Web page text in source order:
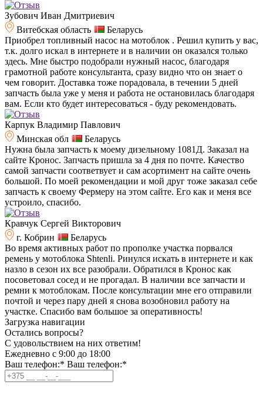
Зубович Иван Дмитриевич
Витебская область
Беларусь
Приобрел топливный насос на мотоблок . Решил купить у вас,
т.к. долго искал в интернете и в наличии он оказался только
здесь. Мне быстро подобрали нужный насос, благодаря
грамотной работе консультанта, сразу видно что он знает о
чем говорит. Доставка тоже порадовала, в течении 5 дней
запчасть была уже у меня и работа не остановилась благодаря
вам. Если кто будет интересоваться - буду рекомендовать.
Карпук Владимир Павлович
Минская обл
Беларусь
Нужна была запчасть к моему дизельному 1081Д. Заказал на
сайте Кронос. Запчасть пришла за 4 дня по почте. Качество
самой запчасти соответвует и сам асортимент на сайте очень
большой. По моей рекомендации и мой друг тоже заказал себе
запчасть к своему Фермеру на этом сайте. Его как и меня все
устроило, спасибо.
Кравчук Сергей Викторович
г. Кобрин
Беларусь
Во время активных работ по прополке участка порвался
ремень у мотоблока Shtenli. Ринулся искать в интернете и как
назло в сезон их все разобрали. Обратился в Кронос как
посоветовал сосед и не прогадал. В наличии все запчасти и
ремни к мотоблокам. После консультации мне его отправили
почтой и через пару дней я снова возобновил работу на
участке. Спасибо вам большое за оперативность!
Загрузка навигации
Остались вопросы?
C удовольствием на них ответим!
Ежедневно с 9:00 до 18:00
Ваш телефон:* Ваш телефон:*